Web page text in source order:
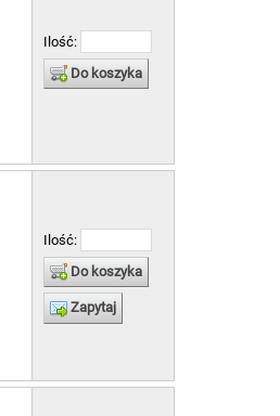
Ilość:
Do koszyka
Ilość:
Do koszyka
Zapytaj